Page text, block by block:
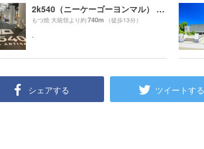
2k540（ニーケーゴーヨンマル） AKI-OKA ARTISAN
もつ焼 大統領より約740m （徒歩13分）
.
シェアする ツイートする